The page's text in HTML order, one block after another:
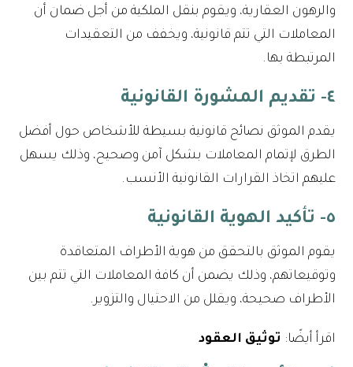
والرهون العقارية، ويقوم بنقل الملكية من أجل ضمان أن
المعاملات التي تتم قانونية، ويخفف من التعقيدات
المرتبطة بها.
٤- تقديم المشورة القانونية
يقدم الموثق نصائح قانونية بسيطة للأشخاص حول أفضل
الطرق لإتمام المعاملات بشكل آمن وصحيح، وذلك يسهل
عليهم اتخاذ القرارات القانونية الأنسب.
٥- تأكيد الهوية القانونية
يقوم الموثق بالتحقق من هوية الأطراف المتعاقدة
وتوقيعاتهم، وذلك يضمن أن كافة المعاملات التي تتم بين
الأطراف صحيحة، ويقلل من الاحتيال والتزوير.
اقرأ أيضًا: توثيق العقود